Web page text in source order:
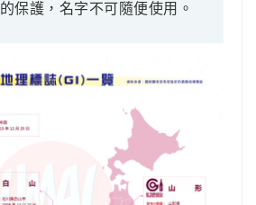
保護，名字不可隨便使用。